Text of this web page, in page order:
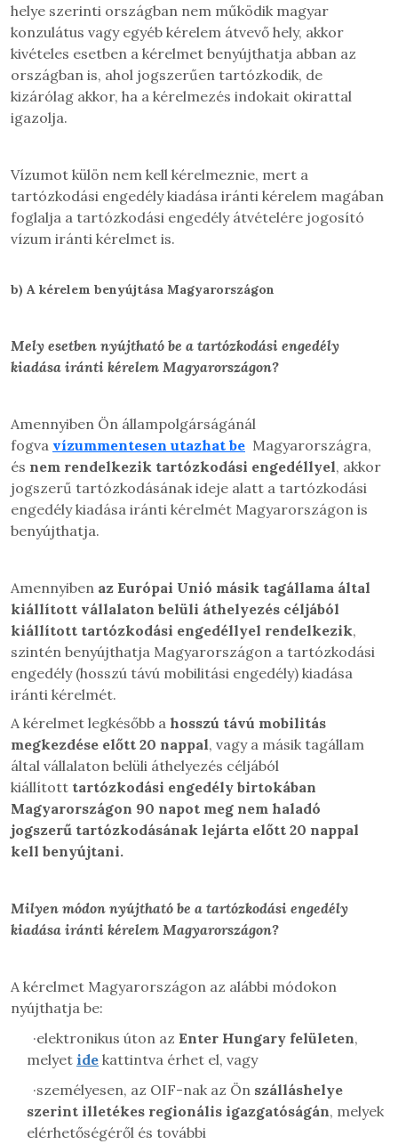
helye szerinti országban nem működik magyar
konzulátus vagy egyéb kérelem átvevő hely, akkor
kivételes esetben a kérelmet benyújthatja abban az
országban is, ahol jogszerűen tartózkodik, de
kizárólag akkor, ha a kérelmezés indokait okirattal
igazolja.
Vízumot külön nem kell kérelmeznie, mert a
tartózkodási engedély kiadása iránti kérelem magában
foglalja a tartózkodási engedély átvételére jogosító
vízum iránti kérelmet is.
b) A kérelem benyújtása Magyarországon
Mely esetben nyújtható be a tartózkodási engedély
kiadása iránti kérelem Magyarországon?
Amennyiben Ön állampolgárságánál
fogva vízummentesen utazhat be Magyarországra,
és nem rendelkezik tartózkodási engedéllyel, akkor
jogszerű tartózkodásának ideje alatt a tartózkodási
engedély kiadása iránti kérelmét Magyarországon is
benyújthatja.
Amennyiben az Európai Unió másik tagállama által
kiállított vállalaton belüli áthelyezés céljából
kiállított tartózkodási engedéllyel rendelkezik,
szintén benyújthatja Magyarországon a tartózkodási
engedély (hosszú távú mobilitási engedély) kiadása
iránti kérelmét.
A kérelmet legkésőbb a hosszú távú mobilitás
megkezdése előtt 20 nappal, vagy a másik tagállam
által vállalaton belüli áthelyezés céljából
kiállított tartózkodási engedély birtokában
Magyarországon 90 napot meg nem haladó
jogszerű tartózkodásának lejárta előtt 20 nappal
kell benyújtani.
Milyen módon nyújtható be a tartózkodási engedély
kiadása iránti kérelem Magyarországon?
A kérelmet Magyarországon az alábbi módokon
nyújthatja be:
·elektronikus úton az Enter Hungary felületen,
melyet ide kattintva érhet el, vagy
·személyesen, az OIF-nak az Ön szálláshelye
szerint illetékes regionális igazgatóságán, melyek
elérhetőségéről és további